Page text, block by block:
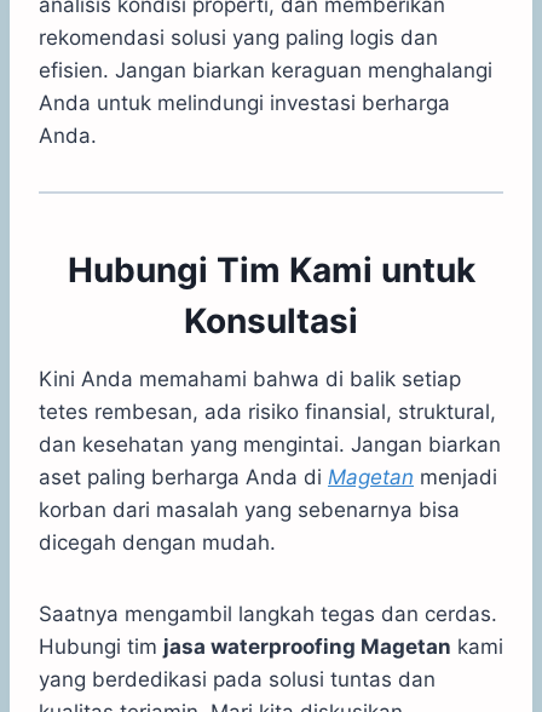
analisis kondisi properti, dan memberikan
rekomendasi solusi yang paling logis dan
efisien. Jangan biarkan keraguan menghalangi
Anda untuk melindungi investasi berharga
Anda.
Hubungi Tim Kami untuk
Konsultasi
Kini Anda memahami bahwa di balik setiap
tetes rembesan, ada risiko finansial, struktural,
dan kesehatan yang mengintai. Jangan biarkan
aset paling berharga Anda di Magetan menjadi
korban dari masalah yang sebenarnya bisa
dicegah dengan mudah.
Saatnya mengambil langkah tegas dan cerdas.
Hubungi tim jasa waterproofing Magetan kami
yang berdedikasi pada solusi tuntas dan